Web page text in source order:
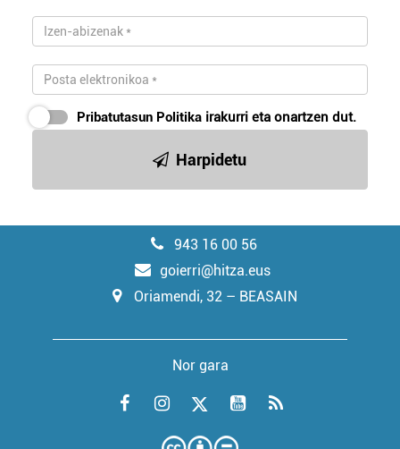
Pribatutasun Politika irakurri eta onartzen dut.
Harpidetu
943 16 00 56
goierri@hitza.eus
Oriamendi, 32 – BEASAIN
Nor gara